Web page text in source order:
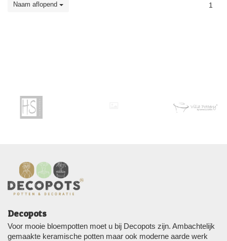
Naam aflopend 1
Decopots
Voor mooie bloempotten moet u bij Decopots zijn. Ambachtelijk
gemaakte keramische potten maar ook moderne aarde werk